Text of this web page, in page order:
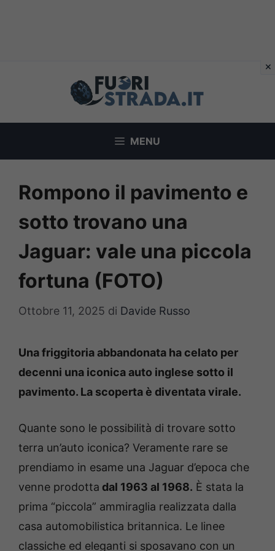
MENU
Rompono il pavimento e
sotto trovano una
Jaguar: vale una piccola
fortuna (FOTO)
Ottobre 11, 2025 di Davide Russo
Una friggitoria abbandonata ha celato per
decenni una iconica auto inglese sotto il
pavimento. La scoperta è diventata virale.
Quante sono le possibilità di trovare sotto
terra un’auto iconica? Veramente rare se
prendiamo in esame una Jaguar d’epoca che
venne prodotta dal 1963 al 1968. È stata la
prima “piccola” ammiraglia realizzata dalla
casa automobilistica britannica. Le linee
classiche ed eleganti si sposavano con un